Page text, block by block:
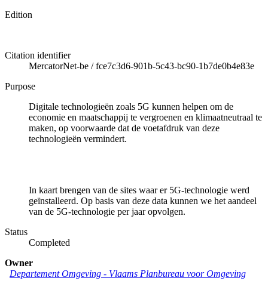
Edition
Citation identifier
MercatorNet-be /fce7c3d6-901b-5c43-bc90-1b7de0b4e83e
Purpose
Digitale technologieën zoals 5G kunnen helpen om de
economie en maatschappij te vergroenen en klimaatneutraal te
maken, op voorwaarde dat de voetafdruk van deze
technologieën vermindert.
In kaart brengen van de sites waar er 5G-technologie werd
geïnstalleerd. Op basis van deze data kunnen we het aandeel
van de 5G-technologie per jaar opvolgen.
Status
Completed
Owner
Departement Omgeving - Vlaams Planbureau voor Omgeving